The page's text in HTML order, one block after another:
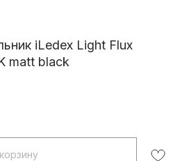
iLedex Light Flux
matt black